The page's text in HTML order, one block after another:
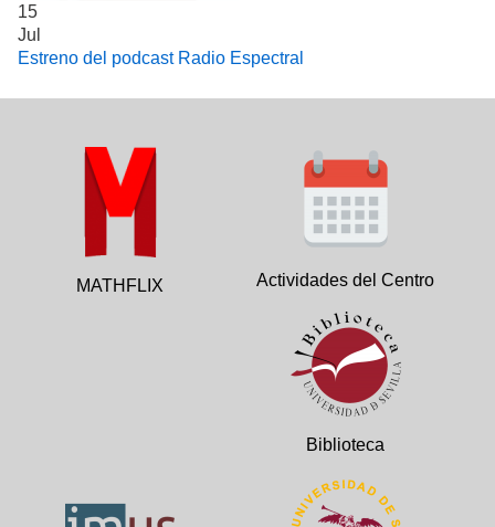
15
Jul
Estreno del podcast Radio Espectral
MATHFLIX Actividades del Centro
Biblioteca